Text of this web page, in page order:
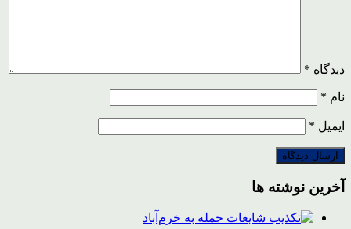
دیدگاه *
نام *
ایمیل *
آخرین نوشته ها